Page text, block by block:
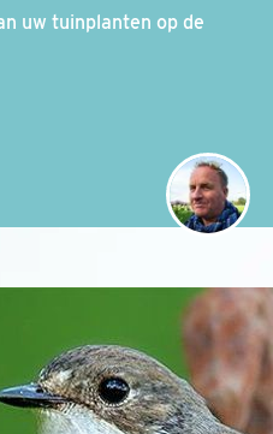
uw tuinplanten op de